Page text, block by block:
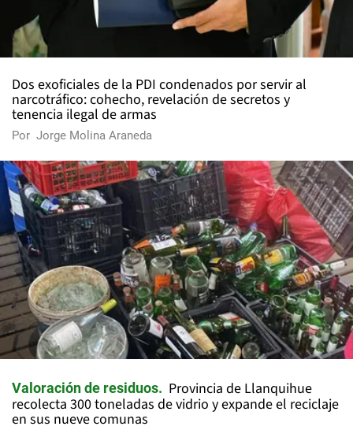
Dos exoficiales de la PDI condenados por servir al
narcotráfico: cohecho, revelación de secretos y
tenencia ilegal de armas
Por Jorge Molina Araneda
Valoración de residuos
Provincia de Llanquihue
recolecta 300 toneladas de vidrio y expande el reciclaje
en sus nueve comunas